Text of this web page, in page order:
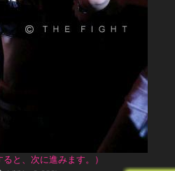
と、次に進みます。）